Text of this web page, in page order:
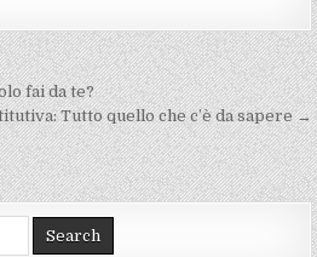
fai da te?
Tutto quello che c’è da sapere →